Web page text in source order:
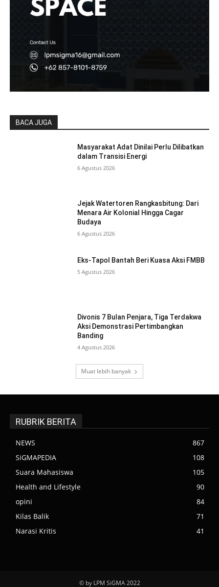
BACA JUGA
Masyarakat Adat Dinilai Perlu Dilibatkan
dalam Transisi Energi
6 Agustus 2026
Jejak Watertoren Rangkasbitung: Dari
Menara Air Kolonial Hingga Cagar
Budaya
6 Agustus 2026
Eks-Tapol Bantah Beri Kuasa Aksi FMBB
5 Agustus 2026
Divonis 7 Bulan Penjara, Tiga Terdakwa
Aksi Demonstrasi Pertimbangkan
Banding
4 Agustus 2026
Muat lebih banyak
RUBRIK BERITA
NEWS
867
SiGMAPEDIA
108
Suara Mahasiswa
105
Health and Lifestyle
90
opini
84
Kilas Balik
71
Narasi Kritis
41
© by LPM SiGMA 2022